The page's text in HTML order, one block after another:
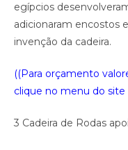
egípcios
adicionaram encostos
invenção da cadeira.
((Para orçamento
clique no menu do site
3 Cadeira de Rodas